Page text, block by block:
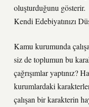
oluşturduğunu gösterir.
Kendi Edebiyatınızı
Kamu kurumunda
siz de toplumun bu
çağrışımlar yaptınız?
kurumlardaki
çalışan bir karakterin